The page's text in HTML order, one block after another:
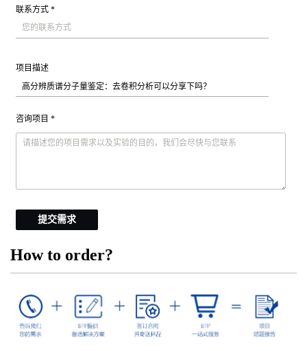
联系方式 *
项目描述
咨询项目 *
提交需求
How to order?